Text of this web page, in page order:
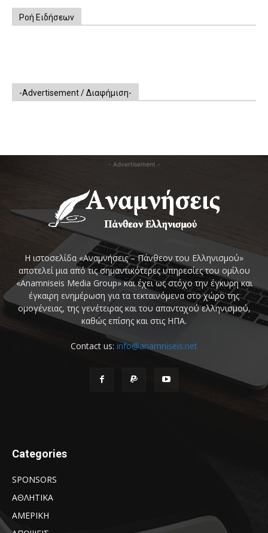
Ροή Ειδήσεων
-Advertisement / Διαφήμιση-
- Advertisement -
Η ιστοσελίδα «Αναμνήσεις – Πάνθεον του Ελληνισμού»
αποτελεί μια από τις σημαντικότερες υπηρεσίες του ομίλου
«Anamniseis Media Group» και έχει ως στόχο την έγκυρη και
έγκαιρη ενημέρωση για τα τεκταινόμενα στο χώρο της
ομογένειας, της γενέτειρας και του απανταχού ελληνισμού,
καθώς επίσης και στις ΗΠΑ.
Contact us: info@anamniseis.net
Categories
SPONSORS
ΑΘΛΗΤΙΚΑ
ΑΜΕΡΙΚΗ